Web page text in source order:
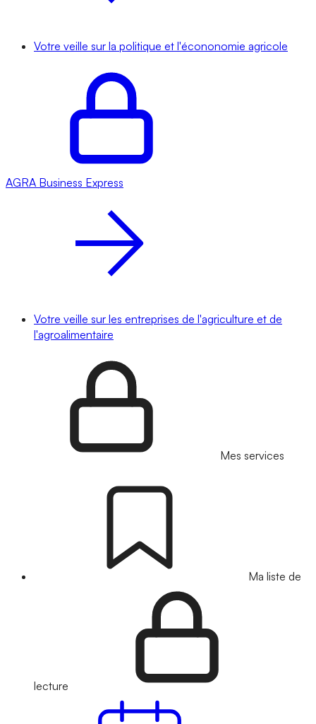
Votre veille sur la politique et l'écononomie agricole
AGRA Business Express
Votre veille sur les entreprises de l'agriculture et de
l'agroalimentaire
Mes services
Ma liste de
lecture